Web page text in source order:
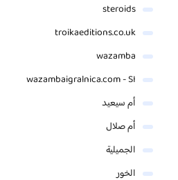
steroids
troikaeditions.co.uk
wazamba
wazambaigralnica.com - SI
أم سيعيد
أم صلال
الجميلية
الخور